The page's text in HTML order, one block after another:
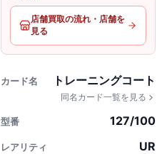
店舗買取の流れ・店舗を
見る
カード名 トレーニングコート
同名カード一覧を見る
型番 127/100
レアリティ UR